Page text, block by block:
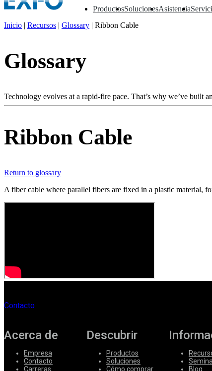
Productos
▼ Soluciones
▼ Asistencia
▼ ▼
Productos
Soluciones
Cómo
Contacto
RegisterLogin
Corporate
Careers
Partners
Inicio | Recursos | Glossary | Ribbon Cable
Glossary
Technology evolves at a rapid-fire pace. That’s why we’ve built
Ribbon Cable
Return to glossary
A fiber cable where parallel fibers are fixed in a plastic material,
Contacto
Acerca de
Empresa
Contacto
Carreras
Descubrir
Productos
Soluciones
Cómo comprar
Blog